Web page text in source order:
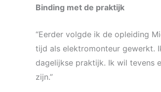
Binding met de praktijk
“Eerder volgde ik de opleiding
tijd als elektromonteur gewerkt.
dagelijkse praktijk. Ik wil tevens
zijn.”